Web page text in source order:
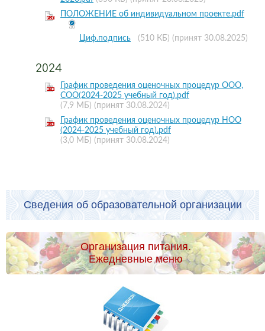
ПОЛОЖЕНИЕ об индивидуальном проекте.pdf
Циф.подпись (510 КБ) (принят 30.08.2025)
2024
График проведения оценочных процедур ООО,
СОО(2024-2025 учебный год).pdf
(7,9 МБ) (принят 30.08.2024)
График проведения оценочных процедур НОО
(2024-2025 учебный год).pdf
(3,0 МБ) (принят 30.08.2024)
Сведения об образовательной организации
Организация питания.
Ежедневные меню